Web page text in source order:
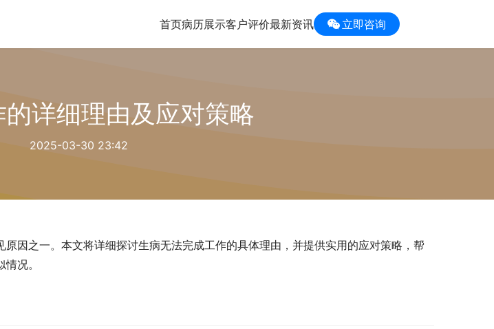
首页病历展示客户评价最新资讯 立即咨询
详细理由及应对策略
2025-03-30 23:42
原因之一。本文将详细探讨生病无法完成工作的具体理由，并提供实用的应对策略，帮
况。